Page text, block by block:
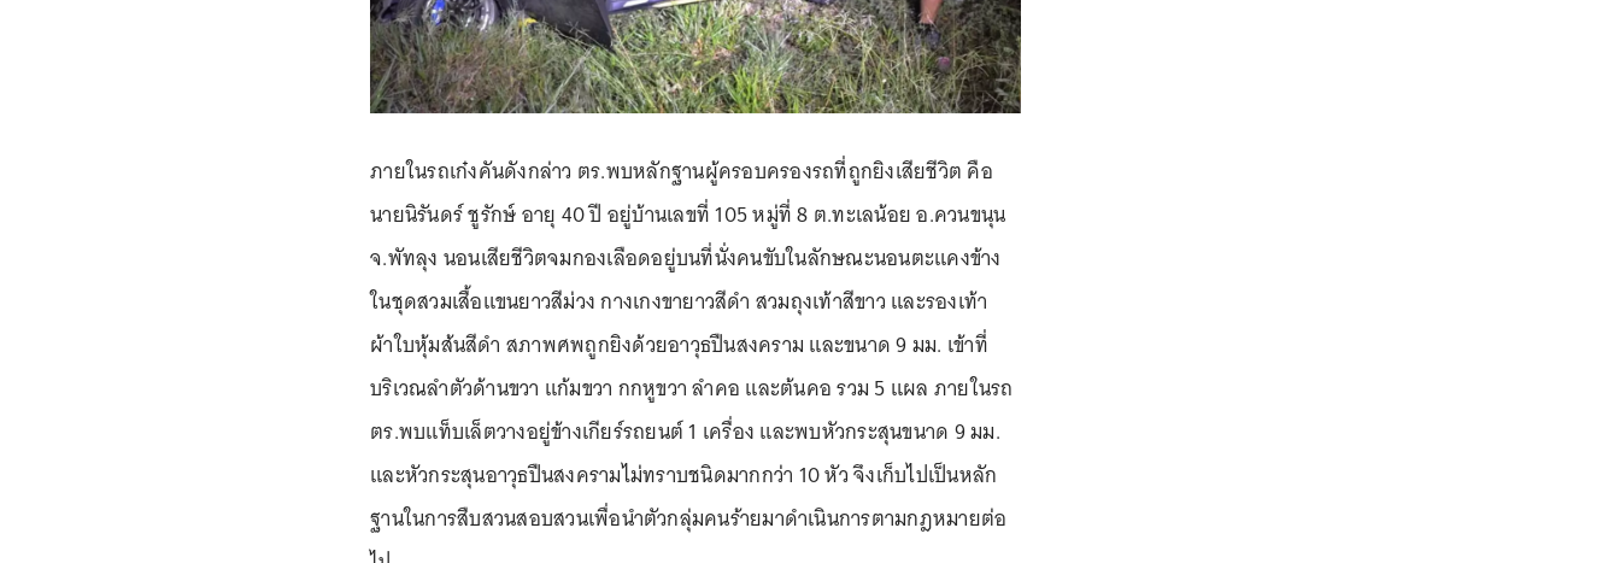
ภายในรถเก๋งคันดังกล่าว ตร.พบหลักฐานผู้ครอบครองรถที่ถูกยิงเสียชีวิต คือ
นายนิรันดร์ ชูรักษ์ อายุ 40 ปี อยู่บ้านเลขที่ 105 หมู่ที่ 8 ต.ทะเลน้อย อ.ควนขนุน
จ.พัทลุง นอนเสียชีวิตจมกองเลือดอยู่บนที่นั่งคนขับในลักษณะนอนตะแคงข้าง
ในชุดสวมเสื้อแขนยาวสีม่วง กางเกงขายาวสีดำ สวมถุงเท้าสีขาว และรองเท้า
ผ้าใบหุ้มส้นสีดำ สภาพศพถูกยิงด้วยอาวุธปืนสงคราม และขนาด 9 มม. เข้าที่
บริเวณลำตัวด้านขวา แก้มขวา กกหูขวา ลำคอ และต้นคอ รวม 5 แผล ภายในรถ
ตร.พบแท็บเล็ตวางอยู่ข้างเกียร์รถยนต์ 1 เครื่อง และพบหัวกระสุนขนาด 9 มม.
และหัวกระสุนอาวุธปืนสงครามไม่ทราบชนิดมากกว่า 10 หัว จึงเก็บไปเป็นหลัก
ฐานในการสืบสวนสอบสวนเพื่อนำตัวกลุ่มคนร้ายมาดำเนินการตามกฎหมายต่อ